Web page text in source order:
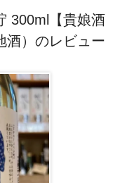
300ml【貴娘酒
酒）のレビュー